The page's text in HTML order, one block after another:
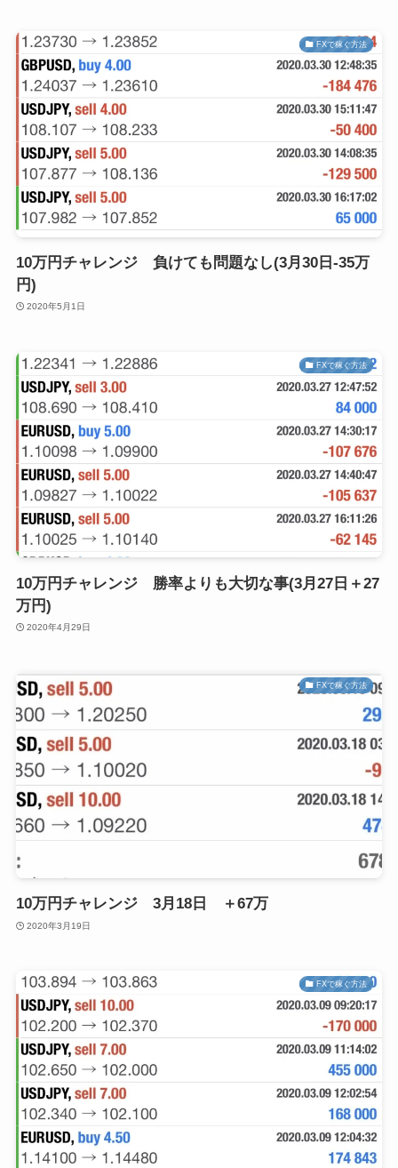
FXで稼ぐ方法
10万円チャレンジ 負けても問題なし(3月30日-35万
円)
2020年5月1日
FXで稼ぐ方法
10万円チャレンジ 勝率よりも大切な事(3月27日＋27
万円)
2020年4月29日
FXで稼ぐ方法
10万円チャレンジ 3月18日 ＋67万
2020年3月19日
FXで稼ぐ方法